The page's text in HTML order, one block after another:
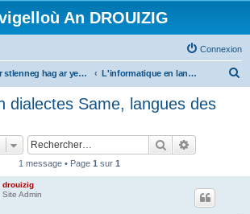
An DROUIZIG
Connexion
Ar stlenneg hag ar yezhoù bihan er bed a-bezh L'informatique en langues régionales et minoritaires
dialectes Same, langues des
Rechercher
1 message • Page 1 sur 1
drouizig
Site Admin